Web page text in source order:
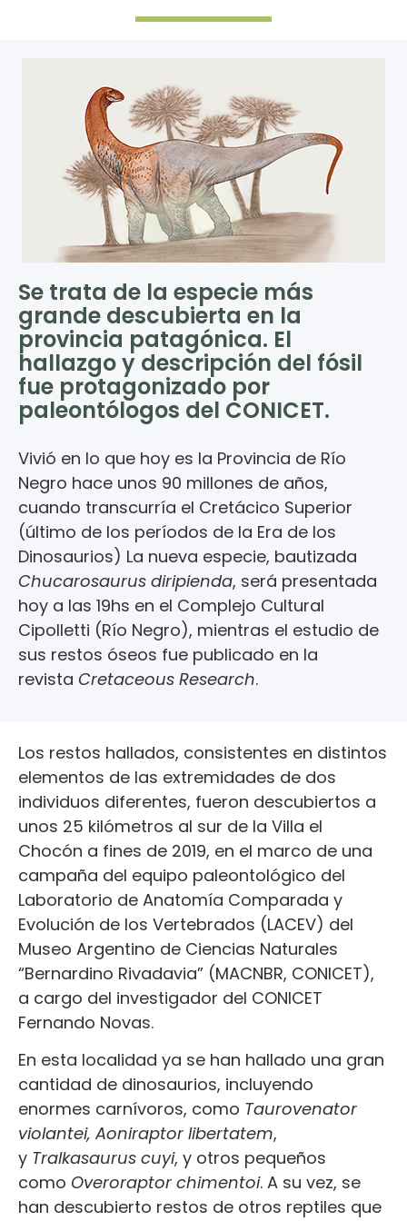
Se trata de la especie más
grande descubierta en la
provincia patagónica. El
hallazgo y descripción del fósil
fue protagonizado por
paleontólogos del CONICET.
Vivió en lo que hoy es la Provincia de Río
Negro hace unos 90 millones de años,
cuando transcurría el Cretácico Superior
(último de los períodos de la Era de los
Dinosaurios) La nueva especie, bautizada
Chucarosaurus diripienda, será presentada
hoy a las 19hs en el Complejo Cultural
Cipolletti (Río Negro), mientras el estudio de
sus restos óseos fue publicado en la
revista Cretaceous Research.
Los restos hallados, consistentes en distintos
elementos de las extremidades de dos
individuos diferentes, fueron descubiertos a
unos 25 kilómetros al sur de la Villa el
Chocón a fines de 2019, en el marco de una
campaña del equipo paleontológico del
Laboratorio de Anatomía Comparada y
Evolución de los Vertebrados (LACEV) del
Museo Argentino de Ciencias Naturales
“Bernardino Rivadavia” (MACNBR, CONICET),
a cargo del investigador del CONICET
Fernando Novas.
En esta localidad ya se han hallado una gran
cantidad de dinosaurios, incluyendo
enormes carnívoros, como Taurovenator
violantei, Aoniraptor libertatem,
y Tralkasaurus cuyi, y otros pequeños
como Overoraptor chimentoi. A su vez, se
han descubierto restos de otros reptiles que